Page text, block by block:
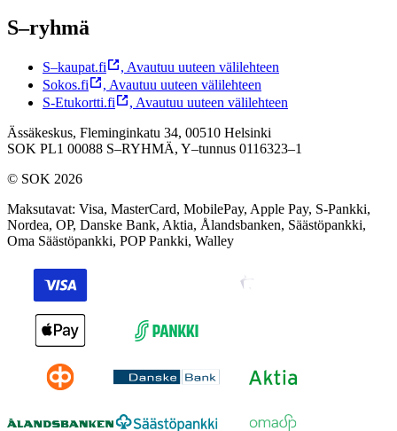
S–ryhmä
S–kaupat.fi , Avautuu uuteen välilehteen
Sokos.fi
, Avautuu uuteen välilehteen
S-Etukortti.fi
, Avautuu uuteen välilehteen
Ässäkeskus, Fleminginkatu 34, 00510 Helsinki
SOK PL1 00088 S–RYHMÄ, Y–tunnus 0116323–1
© SOK 2026
Maksutavat: Visa, MasterCard, MobilePay, Apple Pay, S-Pankki,
Nordea, OP, Danske Bank, Aktia, Ålandsbanken, Säästöpankki,
Oma Säästöpankki, POP Pankki, Walley